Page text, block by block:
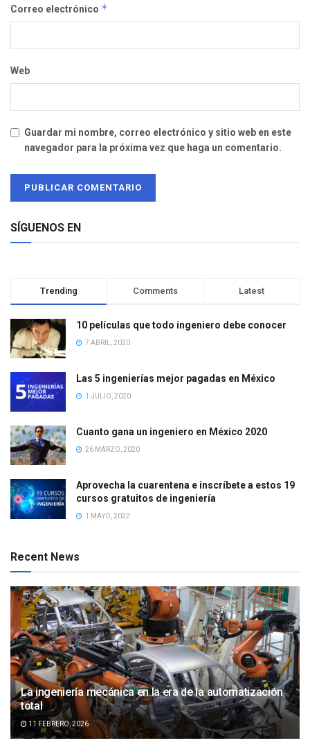
Correo electrónico *
Web
Guardar mi nombre, correo electrónico y sitio web en este
navegador para la próxima vez que haga un comentario.
SÍGUENOS EN
Trending Comments Latest
10 películas que todo ingeniero debe conocer
7 ABRIL, 2020
Las 5 ingenierías mejor pagadas en México
1 JULIO, 2020
Cuanto gana un ingeniero en México 2020
26 MARZO, 2020
Aprovecha la cuarentena e inscríbete a estos 19
cursos gratuitos de ingeniería
1 MAYO, 2022
Recent News
La ingeniería mecánica en la era de la automatización
total
11 FEBRERO, 2026